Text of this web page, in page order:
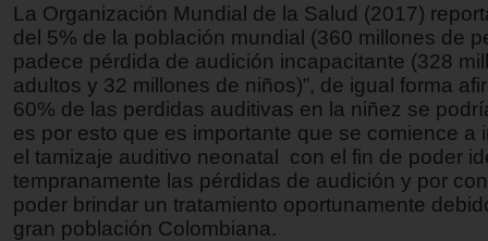
La Organización Mundial de la Salud (2017)
del 5% de la población mundial (360 millones de
padece pérdida de audición incapacitante (328
adultos y 32 millones de niños)”, de igual forma
60% de las perdidas auditivas en la niñez se
es por esto que es importante que se comience a
el tamizaje auditivo neonatal con el fin de poder
tempranamente las pérdidas de audición y por
poder brindar un tratamiento oportunamente
gran población Colombiana.